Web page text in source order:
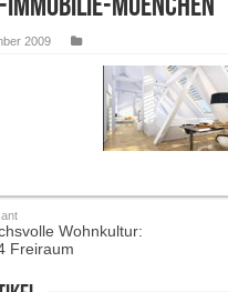
immobilie-muenchen
2009
Wohnkultur:
Freiraum